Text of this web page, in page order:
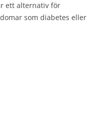
ett alternativ för
som diabetes eller